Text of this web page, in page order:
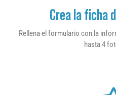
Crea la ficha
Rellena el formulario con la
hasta 4